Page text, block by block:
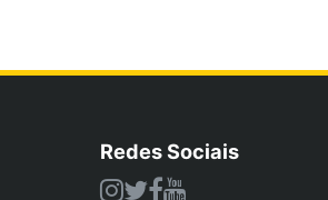
Redes Sociais